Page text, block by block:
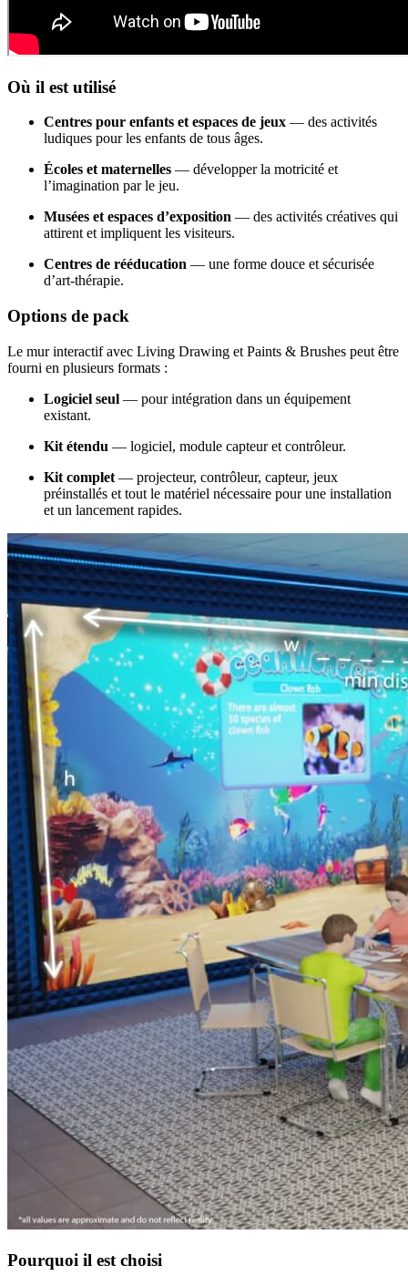
Où il est utilisé
Centres pour enfants et espaces de jeux — des activités
ludiques pour les enfants de tous âges.
Écoles et maternelles — développer la motricité et
l’imagination par le jeu.
Musées et espaces d’exposition — des activités créatives qui
attirent et impliquent les visiteurs.
Centres de rééducation — une forme douce et sécurisée
d’art-thérapie.
Options de pack
Le mur interactif avec Living Drawing et Paints & Brushes peut être
fourni en plusieurs formats :
Logiciel seul — pour intégration dans un équipement
existant.
Kit étendu — logiciel, module capteur et contrôleur.
Kit complet — projecteur, contrôleur, capteur, jeux
préinstallés et tout le matériel nécessaire pour une installation
et un lancement rapides.
Pourquoi il est choisi